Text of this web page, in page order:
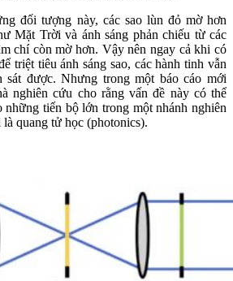
đối tượng này, các sao lùn đỏ mờ hơn
Mặt Trời và ánh sáng phản chiếu từ các
chí còn mờ hơn. Vậy nên ngay cả khi có
triệt tiêu ánh sáng sao, các hành tinh vẫn
sát được. Nhưng trong một báo cáo mới
nghiên cứu cho rằng vấn đề này có thể
tiến bộ lớn trong một nhánh nghiên
quang tử học (photonics).